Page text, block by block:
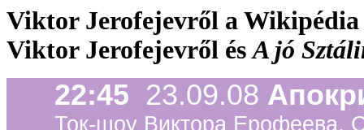
Viktor Jerofejevről a
Viktor Jerofejevről ésA jó
22:45 23.09.08
Ток-шоу Виктора Ерофеева.